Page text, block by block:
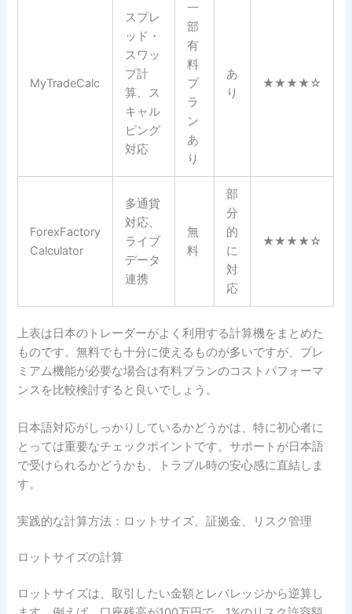
MyTradeCalc
スプレ
ッド・
スワッ
プ計
算、ス
キャル
ピング
対応
一
部
有
料
プ
ラ
ン
あ
り
あ
り
★★★★☆
ForexFactory
Calculator
多通貨
対応、
ライブ
データ
連携
無
料
部
分
的
に
対
応
★★★★☆
上表は日本のトレーダーがよく利用する計算機をまとめた
ものです。無料でも十分に使えるものが多いですが、プレ
ミアム機能が必要な場合は有料プランのコストパフォーマ
ンスを比較検討すると良いでしょう。
日本語対応がしっかりしているかどうかは、特に初心者に
とっては重要なチェックポイントです。サポートが日本語
で受けられるかどうかも、トラブル時の安心感に直結しま
す。
実践的な計算方法：ロットサイズ、証拠金、リスク管理
ロットサイズの計算
ロットサイズは、取引したい金額とレバレッジから逆算し